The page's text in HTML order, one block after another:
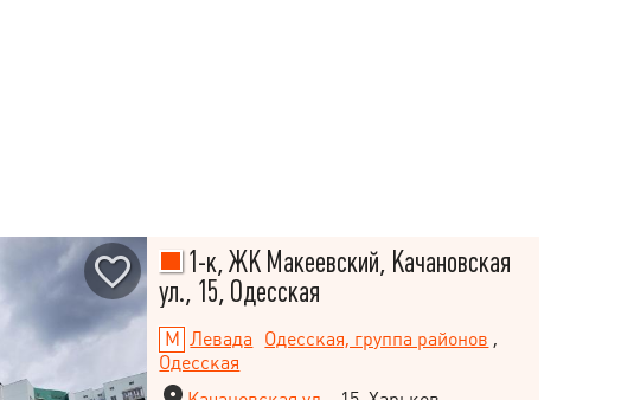
1-к, ЖК Макеевский, Качановская
ул., 15, Одесская
Левада Одесская, группа районов ,
Одесская